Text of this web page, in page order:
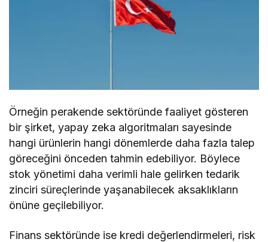
Örneğin perakende sektöründe faaliyet gösteren
bir şirket, yapay zeka algoritmaları sayesinde
hangi ürünlerin hangi dönemlerde daha fazla talep
göreceğini önceden tahmin edebiliyor. Böylece
stok yönetimi daha verimli hale gelirken tedarik
zinciri süreçlerinde yaşanabilecek aksaklıkların
önüne geçilebiliyor.
Finans sektöründe ise kredi değerlendirmeleri, risk